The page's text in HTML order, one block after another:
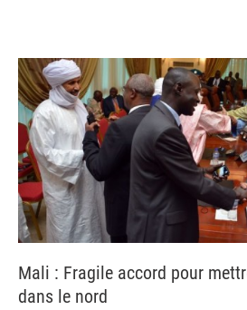
Mali : Fragile accord pour
dans le nord